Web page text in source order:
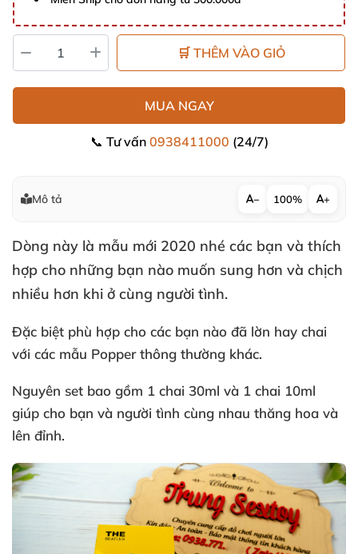
🛒 THÊM VÀO GIỎ
MUA NGAY
📞 Tư vấn 0938411000 (24/7)
Mô tả − 100% +
Dòng này là mẫu mới 2020 nhé các bạn và thích
hợp cho những bạn nào muốn sung hơn và chịch
nhiều hơn khi ở cùng người tình.
Đặc biệt phù hợp cho các bạn nào đã lờn hay chai
với các mẫu Popper thông thường khác.
Nguyên set bao gồm 1 chai 30ml và 1 chai 10ml
giúp cho bạn và người tình cùng nhau thăng hoa và
lên đỉnh.